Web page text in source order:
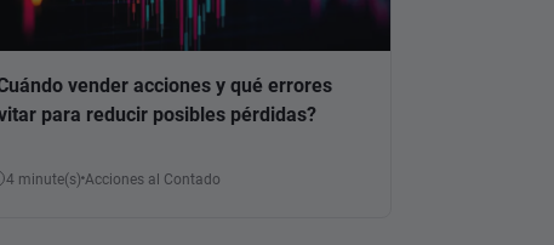
vender acciones y qué errores
para reducir posibles pérdidas?
4 minute(s) Acciones al Contado